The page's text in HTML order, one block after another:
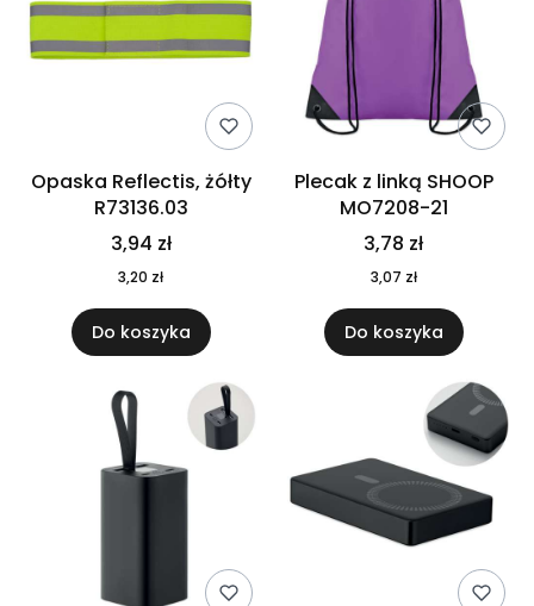
Opaska Reflectis, żółty
R73136.03
3,94 zł
3,20 zł
Do koszyka
Plecak z linką SHOOP
MO7208-21
3,78 zł
3,07 zł
Do koszyka